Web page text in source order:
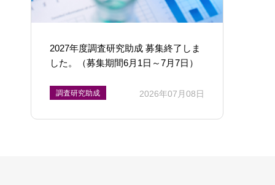
2027年度調査研究助成 募集終了しま
した。（募集期間6月1日～7月7日）
調査研究助成 2026年07月08日